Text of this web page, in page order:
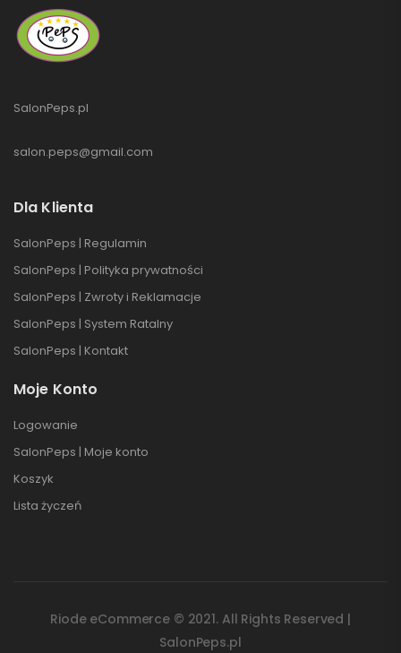
SalonPeps.pl
salon.peps@gmail.com
Dla Klienta
SalonPeps | Regulamin
SalonPeps | Polityka prywatności
SalonPeps | Zwroty i Reklamacje
SalonPeps | System Ratalny
SalonPeps | Kontakt
Moje Konto
Logowanie
SalonPeps | Moje konto
Koszyk
Lista życzeń
Riode eCommerce © 2021. All Rights Reserved |
SalonPeps.pl